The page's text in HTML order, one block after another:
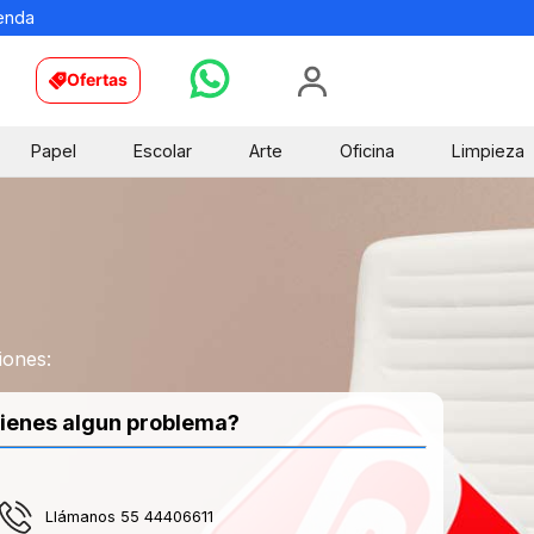
Ofertas
Papel Escolar Arte Oficina Limpieza
algun problema?
Llámanos 55 44406611